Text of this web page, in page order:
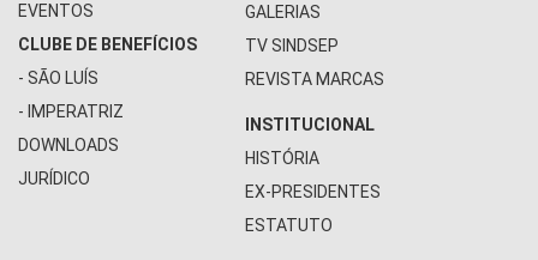
EVENTOS
CLUBE DE BENEFÍCIOS
- SÃO LUÍS
- IMPERATRIZ
DOWNLOADS
JURÍDICO
GALERIAS
TV SINDSEP
REVISTA MARCAS
INSTITUCIONAL
HISTÓRIA
EX-PRESIDENTES
ESTATUTO